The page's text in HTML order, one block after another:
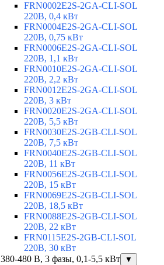
FRN0002E2S-2GA-CLI-SOL
220В, 0,4 кВт
FRN0004E2S-2GA-CLI-SOL
220В, 0,75 кВт
FRN0006E2S-2GA-CLI-SOL
220В, 1,1 кВт
FRN0010E2S-2GA-CLI-SOL
220В, 2,2 кВт
FRN0012E2S-2GA-CLI-SOL
220В, 3 кВт
FRN0020E2S-2GA-CLI-SOL
220В, 5,5 кВт
FRN0030E2S-2GB-CLI-SOL
220В, 7,5 кВт
FRN0040E2S-2GB-CLI-SOL
220В, 11 кВт
FRN0056E2S-2GB-CLI-SOL
220В, 15 кВт
FRN0069E2S-2GB-CLI-SOL
220В, 18,5 кВт
FRN0088E2S-2GB-CLI-SOL
220В, 22 кВт
FRN0115E2S-2GB-CLI-SOL
220В, 30 кВт
380-480 В, 3 фазы, 0,1-5,5 кВт
▼